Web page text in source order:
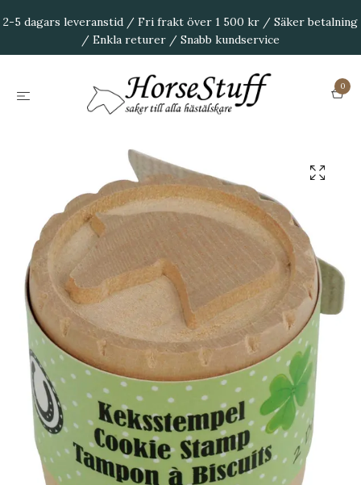
2-5 dagars leveranstid / Fri frakt över 1 500 kr / Säker betalning
/ Enkla returer / Snabb kundservice
0